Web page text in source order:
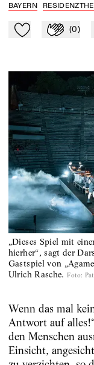
BAYERN
Zu Mein-TdZApplaudieren
(0)
„Dieses Spiel mit
hierher“, sagt der
Gastspiel von
Ulrich Rasche. Foto:
Wenn das mal
Antwort auf
den Menschen
Einsicht,